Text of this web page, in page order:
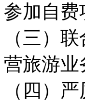
参加自
（三）
营旅游业
（四）